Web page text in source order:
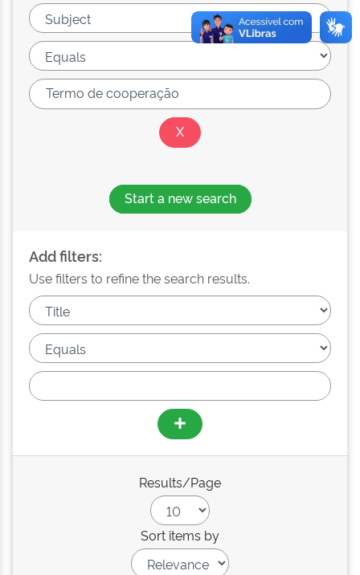
Start a new search
Add filters:
Use filters to refine the search results.
Results/Page
Sort items by